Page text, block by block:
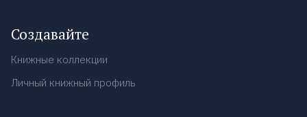
Создавайте
Книжные коллекции
Личный книжный профиль